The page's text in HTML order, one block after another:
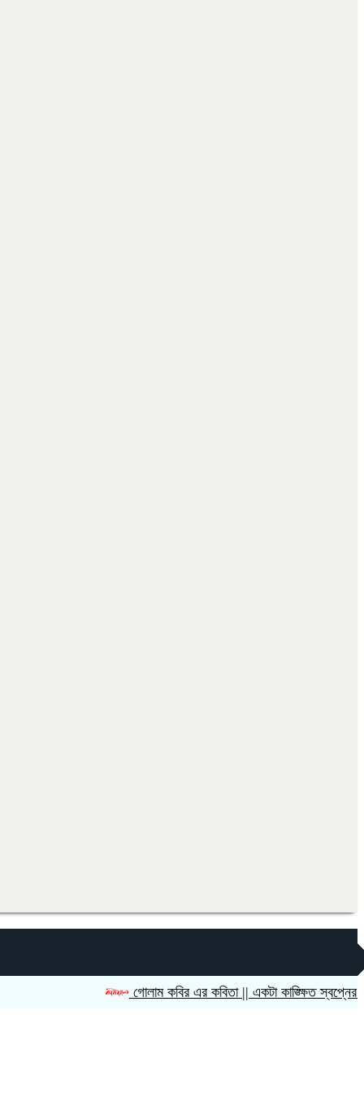
গোলাম কবির এর কবিতা || একটা কাঙ্ক্ষিত স্বপ্নের গল্প